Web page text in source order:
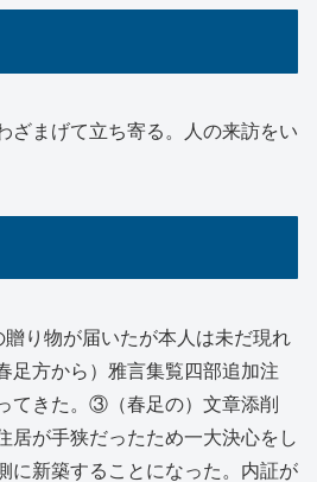
ざまげて立ち寄る。人の来訪をい
り物が届いたが本人は未だ現れ
方から）雅言集覧四部追加注
てきた。③（春足の）文章添削
が手狭だったため一大決心をし
に新築することになった。内証が